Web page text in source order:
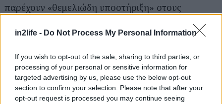
in2life - Do Not Process My Personal Information
If you wish to opt-out of the sale, sharing to third parties, or
processing of your personal or sensitive information for
targeted advertising by us, please use the below opt-out
section to confirm your selection. Please note that after your
opt-out request is processed you may continue seeing
παρέχουν «θεμελιώδη υποστήριξη» στους
της απόφασης.
Με πληροφορίες από Mirror